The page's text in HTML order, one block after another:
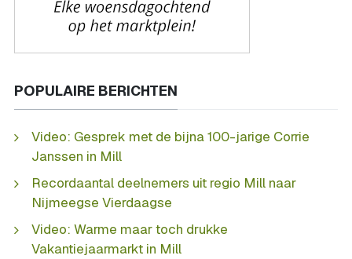
POPULAIRE BERICHTEN
Video: Gesprek met de bijna 100-jarige Corrie
Janssen in Mill
Recordaantal deelnemers uit regio Mill naar
Nijmeegse Vierdaagse
Video: Warme maar toch drukke
Vakantiejaarmarkt in Mill